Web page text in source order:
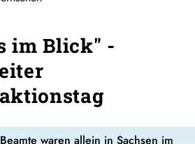
im Blick" -
waren allein in Sachsen im